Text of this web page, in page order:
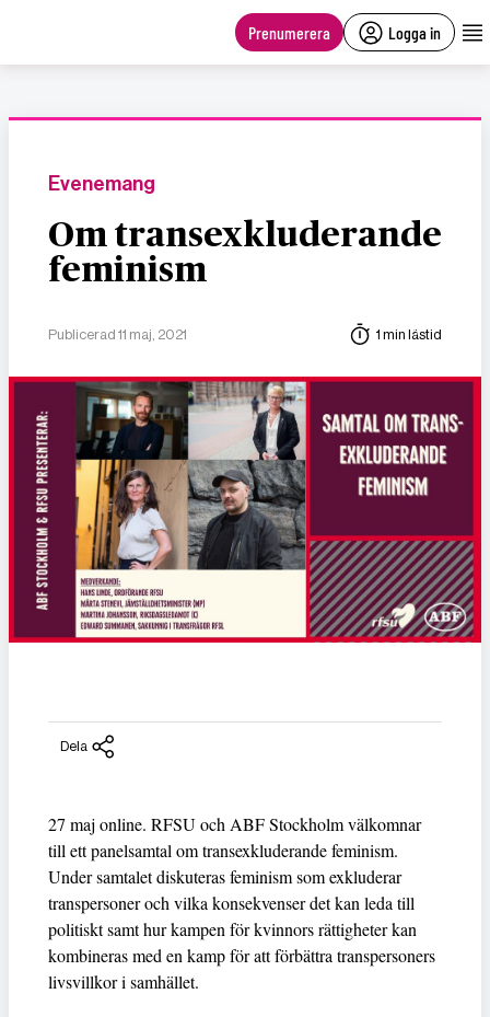
Prenumerera Logga in
Evenemang
Om transexkluderande
feminism
Publicerad 11 maj, 2021 1 min lästid
Dela
27 maj online. RFSU och ABF Stockholm välkomnar
till ett panelsamtal om transexkluderande feminism.
Under samtalet diskuteras feminism som exkluderar
transpersoner och vilka konsekvenser det kan leda till
politiskt samt hur kampen för kvinnors rättigheter kan
kombineras med en kamp för att förbättra transpersoners
livsvillkor i samhället.